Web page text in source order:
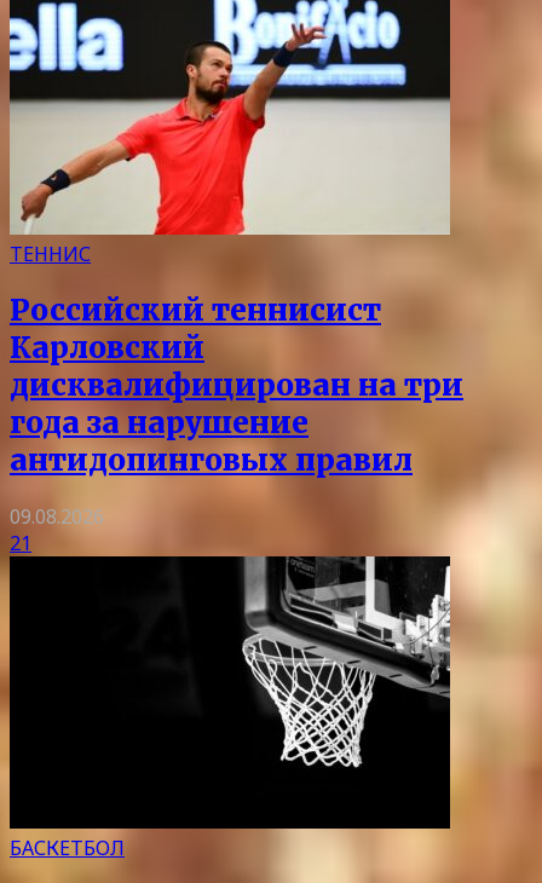
ТЕННИС
Российский теннисист
Карловский
дисквалифицирован на три
года за нарушение
антидопинговых правил
09.08.2026
21
БАСКЕТБОЛ